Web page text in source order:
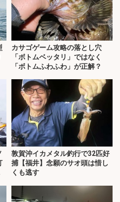
カサゴゲーム攻略の落とし穴
「ボトムベッタリ」ではなく
「ボトムふわふわ」が正解？
敦賀沖イカメタル釣行で32匹好
捕【福井】念願のサオ頭は惜し
くも逃す